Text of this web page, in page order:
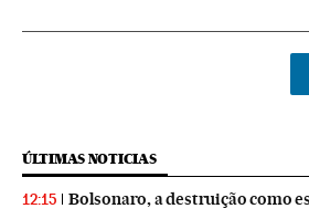
ÚLTIMAS NOTICIAS
12:15 Bolsonaro, a destruição como